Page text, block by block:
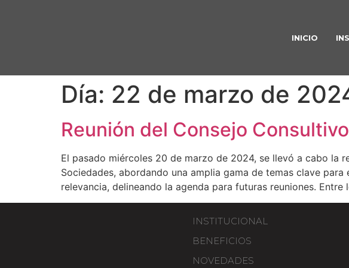
INICIO
Día: 22 de marzo de
Reunión del Consejo
El pasado miércoles 20 de marzo de 2024, se llevó a cabo la
Sociedades, abordando una amplia gama de temas clave
relevancia, delineando la agenda para futuras reuniones.
INSTITUCIONAL
BENEFICIOS
NOVEDADES